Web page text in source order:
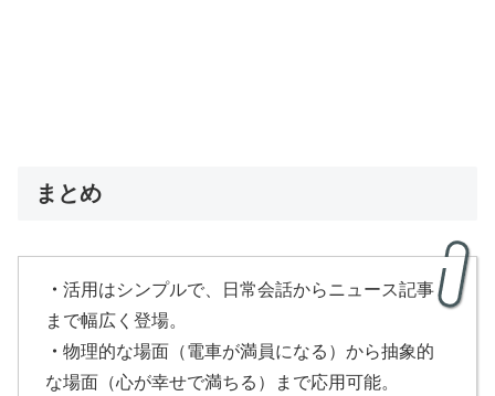
まとめ
・ 活用はシンプルで、日常会話からニュース記事
まで幅広く登場。
・ 物理的な場面（電車が満員になる）から抽象的
な場面（心が幸せで満ちる）まで応用可能。